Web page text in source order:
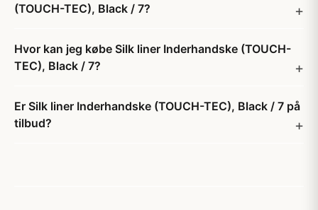
(TOUCH-TEC), Black / 7?
Hvor kan jeg købe Silk liner Inderhandske (TOUCH-
TEC), Black / 7?
Er Silk liner Inderhandske (TOUCH-TEC), Black / 7 på
tilbud?